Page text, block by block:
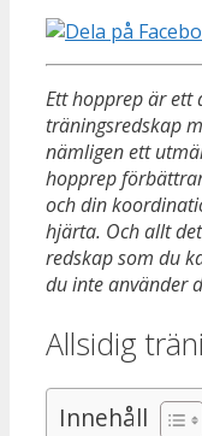
Ett hopprep är ett
träningsredskap
nämligen ett
hopprep
och din
hjärta. Och allt
redskap som du
du inte använder
Allsidig
Innehåll